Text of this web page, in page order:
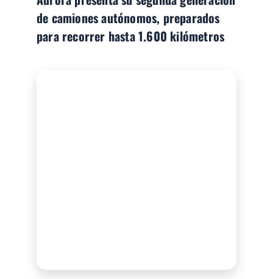
de camiones autónomos, preparados
para recorrer hasta 1.600 kilómetros